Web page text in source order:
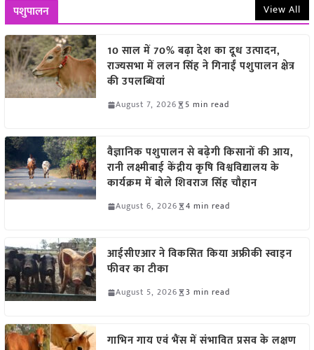
पशुपालन View All
10 साल में 70% बढ़ा देश का दूध उत्पादन,
राज्यसभा में ललन सिंह ने गिनाईं पशुपालन क्षेत्र
की उपलब्धियां
August 7, 2026 5 min read
वैज्ञानिक पशुपालन से बढ़ेगी किसानों की आय,
रानी लक्ष्मीबाई केंद्रीय कृषि विश्वविद्यालय के
कार्यक्रम में बोले शिवराज सिंह चौहान
August 6, 2026 4 min read
आईसीएआर ने विकसित किया अफ्रीकी स्वाइन
फीवर का टीका
August 5, 2026 3 min read
गाभिन गाय एवं भैंस में संभावित प्रसव के लक्षण